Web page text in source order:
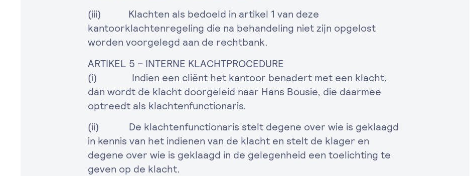
(iii) Klachten als bedoeld in artikel 1 van deze
kantoorklachtenregeling die na behandeling niet zijn opgelost
worden voorgelegd aan de rechtbank.
ARTIKEL 5 – INTERNE KLACHTPROCEDURE
(i) Indien een cliënt het kantoor benadert met een klacht,
dan wordt de klacht doorgeleid naar Hans Bousie, die daarmee
optreedt als klachtenfunctionaris.
(ii) De klachtenfunctionaris stelt degene over wie is geklaagd
in kennis van het indienen van de klacht en stelt de klager en
degene over wie is geklaagd in de gelegenheid een toelichting te
geven op de klacht.